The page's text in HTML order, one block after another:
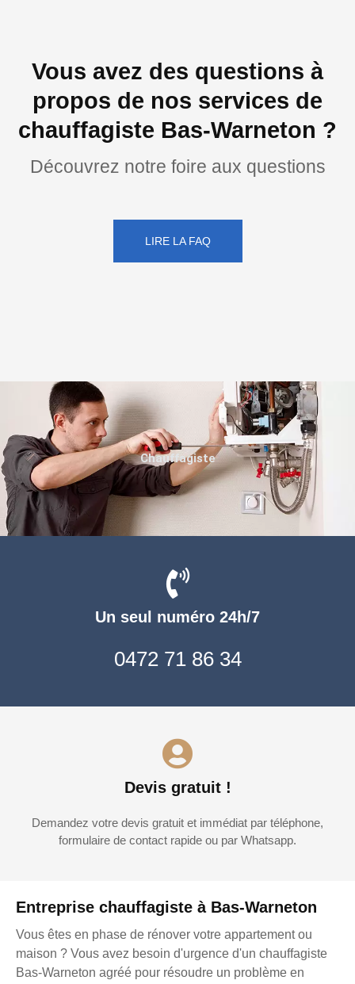
Vous avez des questions à
propos de nos services de
chauffagiste Bas-Warneton ?
Découvrez notre foire aux questions
LIRE LA FAQ
Entreprise chauffagiste à Bas-Warneton
Vous êtes en phase de rénover votre appartement ou
maison ? Vous avez besoin d'urgence d'un chauffagiste
Bas-Warneton agréé pour résoudre un problème en
Un seul numéro 24h/7
0472 71 86 34
Devis gratuit !
Demandez votre devis gratuit et immédiat par téléphone,
formulaire de contact rapide ou par Whatsapp.
Chauffagiste